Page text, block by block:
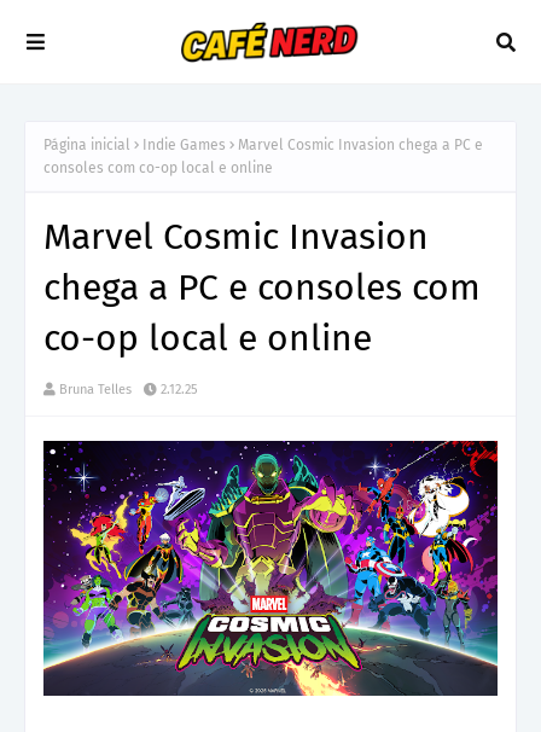
Página inicial Indie Games
Marvel Cosmic Invasion chega a PC e
consoles com co-op local e online
Marvel Cosmic Invasion
chega a PC e consoles com
co-op local e online
Bruna Telles 2.12.25